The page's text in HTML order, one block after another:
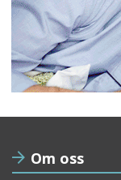
Om oss